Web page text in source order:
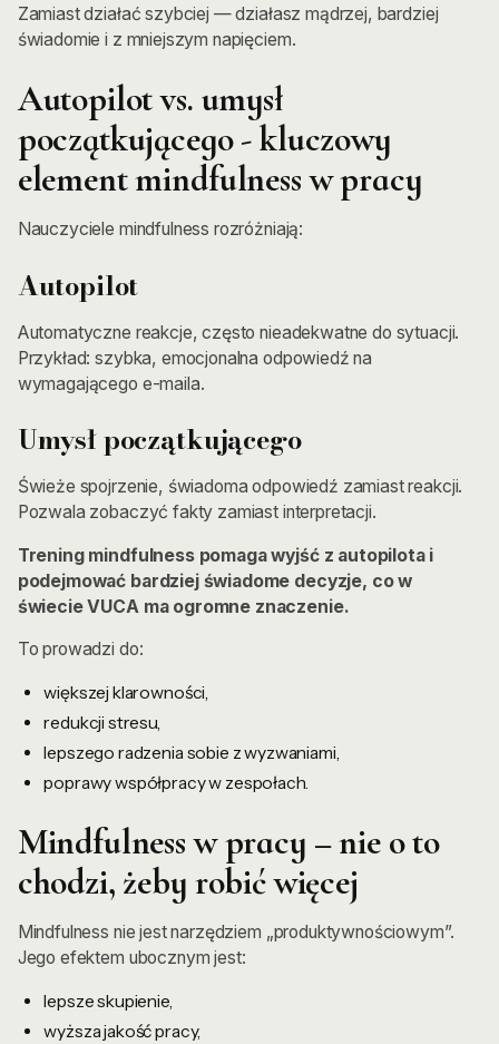
Zamiast działać szybciej — działasz mądrzej, bardziej
świadomie i z mniejszym napięciem.
Autopilot vs. umysł
początkującego - kluczowy
element mindfulness w pracy
Nauczyciele mindfulness rozróżniają:
Autopilot
Automatyczne reakcje, często nieadekwatne do sytuacji.
Przykład: szybka, emocjonalna odpowiedź na
wymagającego e-maila.
Umysł początkującego
Świeże spojrzenie, świadoma odpowiedź zamiast reakcji.
Pozwala zobaczyć fakty zamiast interpretacji.
Trening mindfulness pomaga wyjść z autopilota i
podejmować bardziej świadome decyzje, co w
świecie VUCA ma ogromne znaczenie.
To prowadzi do:
większej klarowności,
redukcji stresu,
lepszego radzenia sobie z wyzwaniami,
poprawy współpracy w zespołach.
Mindfulness w pracy – nie o to
chodzi, żeby robić więcej
Mindfulness nie jest narzędziem „produktywnościowym”.
Jego efektem ubocznym jest:
lepsze skupienie,
wyższa jakość pracy,